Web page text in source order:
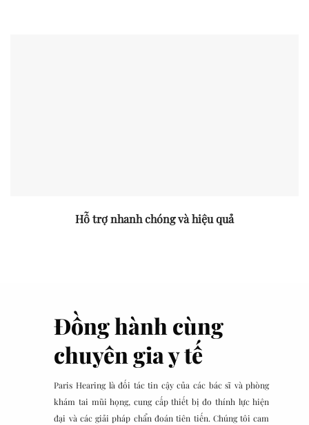
Hỗ trợ nhanh chóng và hiệu quả
Đồng hành cùng
chuyên gia y tế
Paris Hearing là đối tác tin cậy của các bác sĩ và phòng
khám tai mũi họng, cung cấp thiết bị đo thính lực hiện
đại và các giải pháp chẩn đoán tiên tiến. Chúng tôi cam